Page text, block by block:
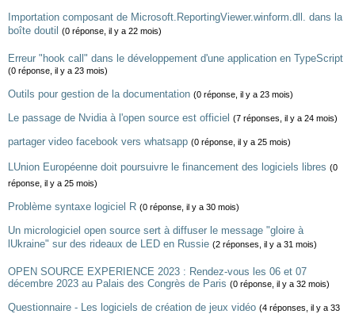
Importation composant de Microsoft.ReportingViewer.winform.dll. dans la
boîte doutil
(0 réponse, il y a 22 mois)
Erreur "hook call" dans le développement d'une application en TypeScript
(0 réponse, il y a 23 mois)
Outils pour gestion de la documentation (0 réponse, il y a 23 mois)
Le passage de Nvidia à l'open source est officiel (7 réponses, il y a 24 mois)
partager video facebook vers whatsapp (0 réponse, il y a 25 mois)
LUnion Européenne doit poursuivre le financement des logiciels libres (0
réponse, il y a 25 mois)
Problème syntaxe logiciel R (0 réponse, il y a 30 mois)
Un micrologiciel open source sert à diffuser le message "gloire à
lUkraine" sur des rideaux de LED en Russie (2 réponses, il y a 31 mois)
OPEN SOURCE EXPERIENCE 2023 : Rendez-vous les 06 et 07
décembre 2023 au Palais des Congrès de Paris (0 réponse, il y a 32 mois)
Questionnaire - Les logiciels de création de jeux vidéo (4 réponses, il y a 33